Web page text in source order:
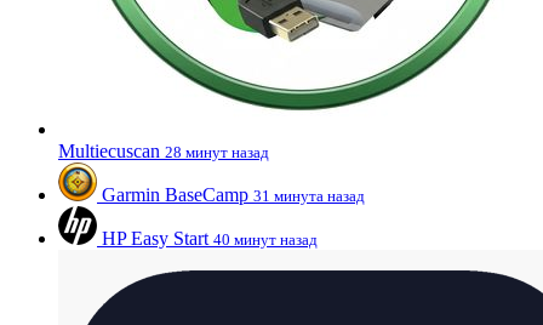
Multiecuscan 28 минут назад
Garmin BaseCamp 31 минута назад
HP Easy Start 40 минут назад